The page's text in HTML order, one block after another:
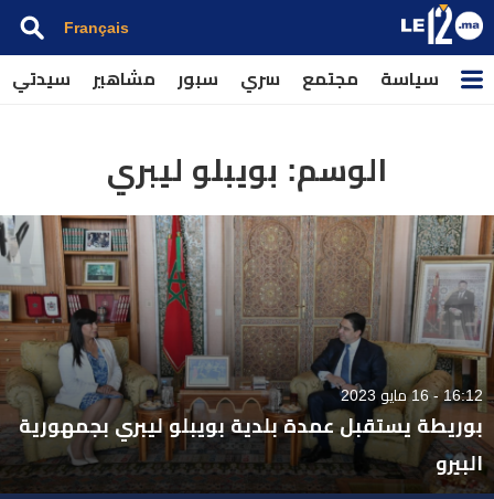
Français
سياسة مجتمع سري سبور مشاهير سيدتي
الوسم: بويبلو ليبري
16:12 - 16 مايو 2023
بوريطة يستقبل عمدة بلدية بويبلو ليبري بجمهورية
البيرو